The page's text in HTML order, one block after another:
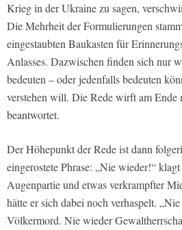
Krieg in der Ukraine zu sagen,
Die Mehrheit der Formulierungen
eingestaubten Baukasten für
Anlasses. Dazwischen finden sich nur
bedeuten – oder jedenfalls bedeuten
verstehen will. Die Rede wirft am Ende
beantwortet.
Der Höhepunkt der Rede ist dann
eingerostete Phrase: „Nie wieder!“
Augenpartie und etwas verkrampfter
hätte er sich dabei noch verhaspelt.
Völkermord. Nie wieder